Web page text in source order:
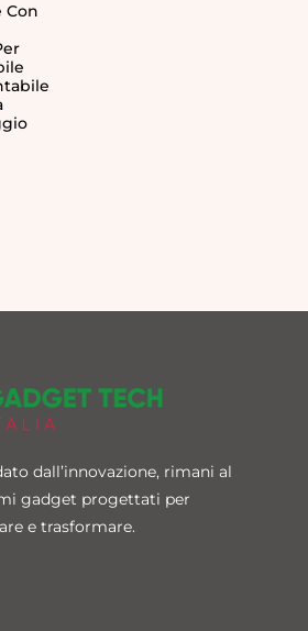
Con
dall’innovazione, rimani al
gadget progettati per
e trasformare.